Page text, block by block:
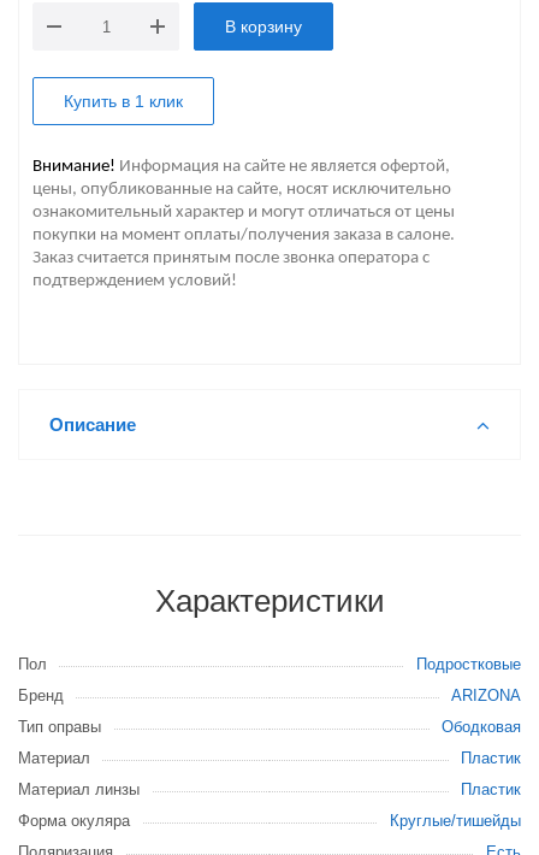
В корзину
Купить в 1 клик
Внимание! Информация на сайте не является офертой,
цены, опубликованные на сайте, носят исключительно
ознакомительный характер и могут отличаться от цены
покупки на момент оплаты/получения заказа в салоне.
Заказ считается принятым после звонка оператора с
подтверждением условий!
Описание
Характеристики
Пол
Подростковые
Бренд
ARIZONA
Тип оправы
Ободковая
Материал
Пластик
Материал линзы
Пластик
Форма окуляра
Круглые/тишейды